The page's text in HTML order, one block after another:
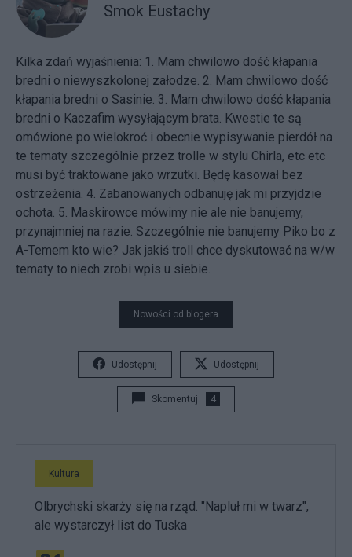
Smok Eustachy
Kilka zdań wyjaśnienia: 1. Mam chwilowo dość kłapania
bredni o niewyszkolonej załodze. 2. Mam chwilowo dość
kłapania bredni o Sasinie. 3. Mam chwilowo dość kłapania
bredni o Kaczafim wysyłającym brata. Kwestie te są
omówione po wielokroć i obecnie wypisywanie pierdół na
te tematy szczególnie przez trolle w stylu Chirla, etc etc
musi być traktowane jako wrzutki. Będę kasował bez
ostrzeżenia. 4. Zabanowanych odbanuję jak mi przyjdzie
ochota. 5. Maskirowce mówimy nie ale nie banujemy,
przynajmniej na razie. Szczególnie nie banujemy Piko bo z
A-Temem kto wie? Jak jakiś troll chce dyskutować na w/w
tematy to niech zrobi wpis u siebie.
Nowości od blogera
Udostępnij Udostępnij
Skomentuj 4
Kultura
Olbrychski skarży się na rząd. "Napluł mi w twarz",
ale wystarczył list do Tuska